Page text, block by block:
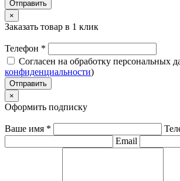
Отправить
×
Заказать товар в 1 клик
Телефон *
Согласен на обработку персональных
конфиденциальности)
Отправить
×
Оформить подписку
Ваше имя *
Email